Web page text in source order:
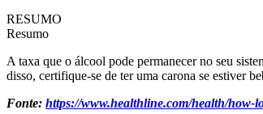
RESUMO
Resumo
A taxa que o álcool pode permanecer no seu
disso, certifique-se de ter uma carona se estiver
Fonte: https://www.healthline.com/health/how-